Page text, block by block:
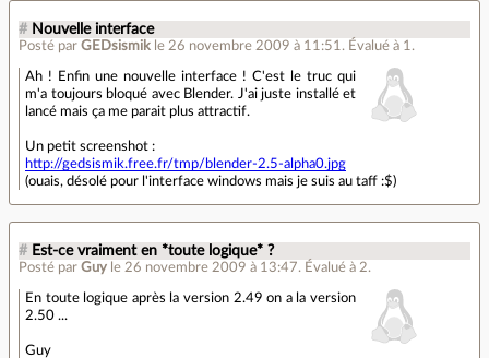
# Nouvelle interface
Posté par GEDsismik le 26 novembre 2009 à 11:51 . Évalué à 1 .
Ah ! Enfin une nouvelle interface ! C'est le truc qui
m'a toujours bloqué avec Blender. J'ai juste installé et
lancé mais ça me parait plus attractif.
Un petit screenshot :
http://gedsismik.free.fr/tmp/blender-2.5-alpha0.jpg
(ouais, désolé pour l'interface windows mais je suis au taff :$)
# Est-ce vraiment en *toute logique* ?
Posté par Guy le 26 novembre 2009 à 13:47. Évalué à 2.
En toute logique après la version 2.49 on a la version
2.50 ...
Guy